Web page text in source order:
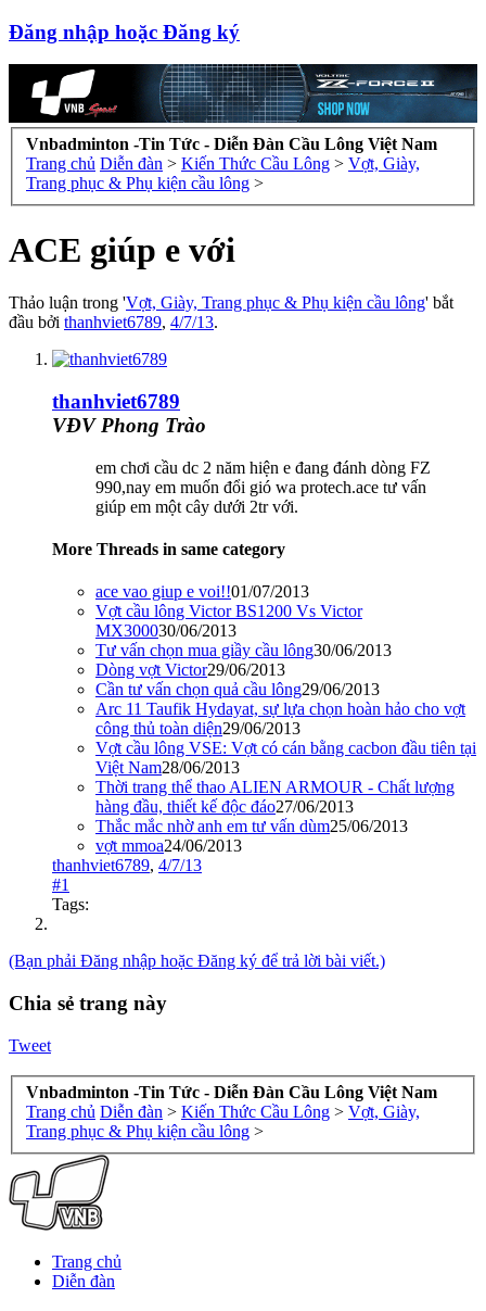
Đăng nhập hoặc Đăng ký
Vnbadminton -Tin Tức - Diễn Đàn Cầu Lông Việt Nam
Trang chủ Diễn đàn > Kiến Thức Cầu Lông > Vợt, Giày,
Trang phục & Phụ kiện cầu lông >
ACE giúp e với
Thảo luận trong 'Vợt, Giày, Trang phục & Phụ kiện cầu lông' bắt
đầu bởi thanhviet6789, 4/7/13.
thanhviet6789
VĐV Phong Trào
em chơi cầu dc 2 năm hiện e đang đánh dòng FZ
990,nay em muốn đổi gió wa protech.ace tư vấn
giúp em một cây dưới 2tr với.
More Threads in same category
ace vao giup e voi!!01/07/2013
Vợt cầu lông Victor BS1200 Vs Victor
MX300030/06/2013
Tư vấn chọn mua giầy cầu lông30/06/2013
Dòng vợt Victor29/06/2013
Cần tư vấn chọn quả cầu lông29/06/2013
Arc 11 Taufik Hydayat, sự lựa chọn hoàn hảo cho vợt
công thủ toàn diện29/06/2013
Vợt cầu lông VSE: Vợt có cán bằng cacbon đầu tiên tại
Việt Nam28/06/2013
Thời trang thể thao ALIEN ARMOUR - Chất lượng
hàng đầu, thiết kế độc đáo27/06/2013
Thắc mắc nhờ anh em tư vấn dùm25/06/2013
vợt mmoa24/06/2013
thanhviet6789, 4/7/13
#1
Tags:
(Bạn phải Đăng nhập hoặc Đăng ký để trả lời bài viết.)
Chia sẻ trang này
Tweet
Vnbadminton -Tin Tức - Diễn Đàn Cầu Lông Việt Nam
Trang chủ Diễn đàn > Kiến Thức Cầu Lông > Vợt, Giày,
Trang phục & Phụ kiện cầu lông >
Trang chủ
Diễn đàn